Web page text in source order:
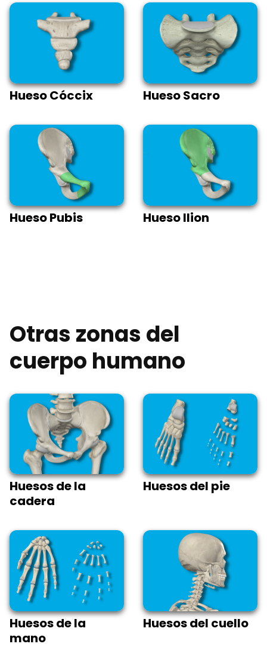
Hueso Cóccix Hueso Sacro
Hueso Pubis Hueso Ilion
Otras zonas del
cuerpo humano
Huesos de la
cadera
Huesos del pie
Huesos de la
mano
Huesos del cuello